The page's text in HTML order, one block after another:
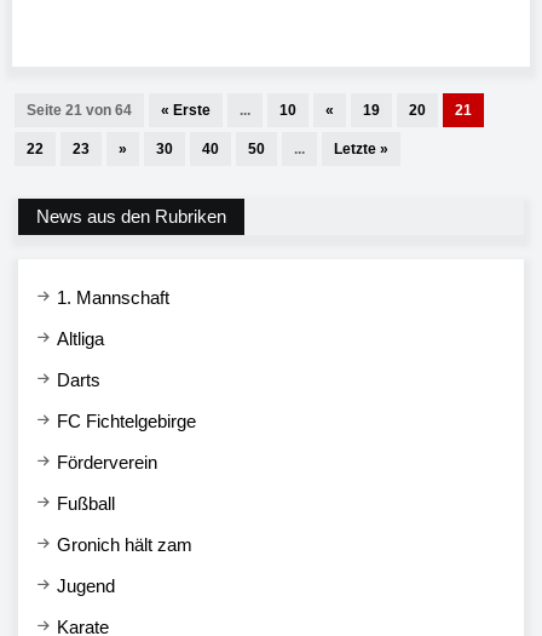
Seite 21 von 64 « Erste ... 10 « 19 20 21
22 23 » 30 40 50 ... Letzte »
News aus den Rubriken
1. Mannschaft
Altliga
Darts
FC Fichtelgebirge
Förderverein
Fußball
Gronich hält zam
Jugend
Karate